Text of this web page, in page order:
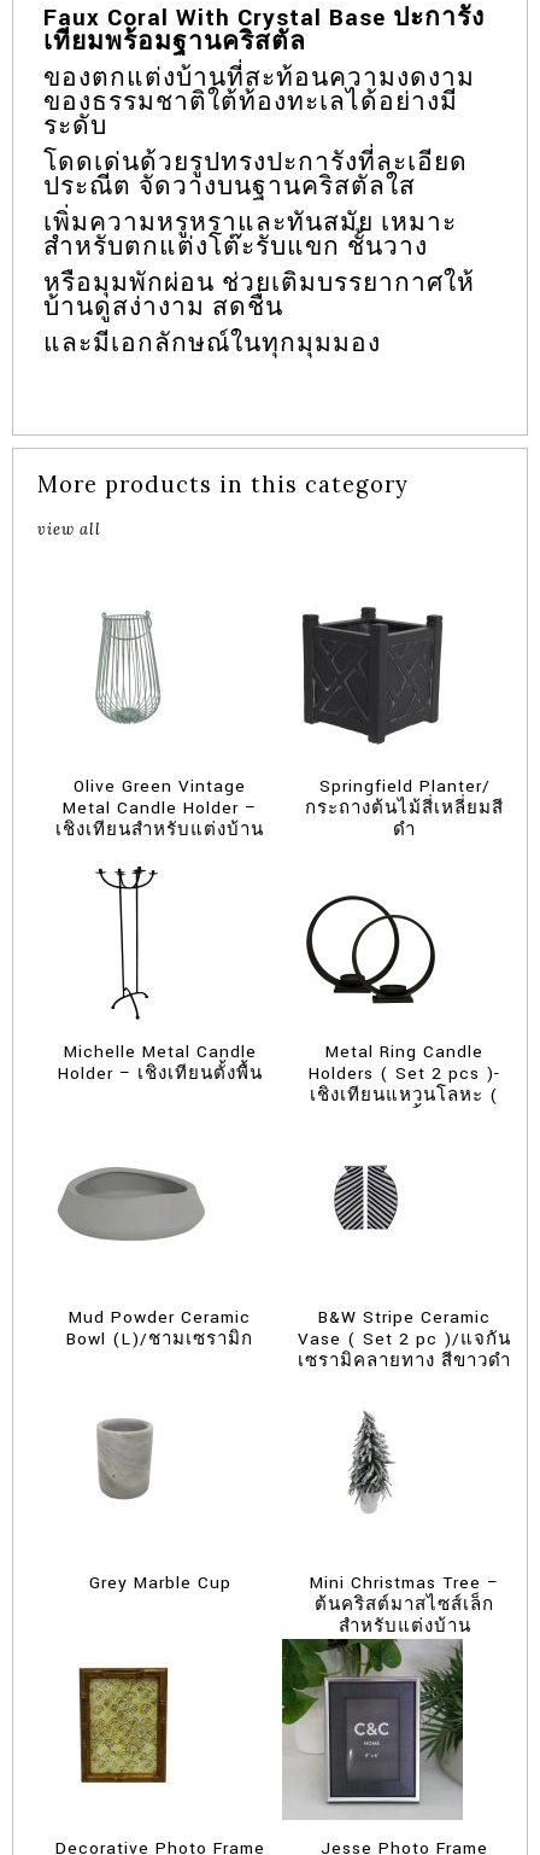
เทียม
พร้อม
ฐาน
คริสตัล
quantity
Faux Coral With Crystal Base ปะการัง
เทียมพร้อมฐานคริสตัล
ของตกแต่งบ้านที่สะท้อนความงดงาม
ของธรรมชาติใต้ท้องทะเลได้อย่างมี
ระดับ
โดดเด่นด้วยรูปทรงปะการังที่ละเอียด
ประณีต จัดวางบนฐานคริสตัลใส
เพิ่มความหรูหราและทันสมัย เหมาะ
สำหรับตกแต่งโต๊ะรับแขก ชั้นวาง
หรือมุมพักผ่อน ช่วยเติมบรรยากาศให้
บ้านดูสง่างาม สดชื่น
และมีเอกลักษณ์ในทุกมุมมอง
More products in this category
view all
Olive Green Vintage
Metal Candle Holder –
เชิงเทียนสำหรับแต่งบ้าน
Springfield Planter/
กระถางต้นไม้สี่เหลี่ยมสี
ดำ
Michelle Metal Candle
Holder – เชิงเทียนตั้งพื้น
Metal Ring Candle
Holders ( Set 2 pcs )-
เชิงเทียนแหวนโลหะ (
Mud Powder Ceramic
Bowl (L)/ชามเซรามิก
B&W Stripe Ceramic
Vase ( Set 2 pc )/แจกัน
เซรามิคลายทาง สีขาวดำ
Grey Marble Cup
Mini Christmas Tree –
ต้นคริสต์มาสไซส์เล็ก
สำหรับแต่งบ้าน
Decorative Photo Frame Jesse Photo Frame